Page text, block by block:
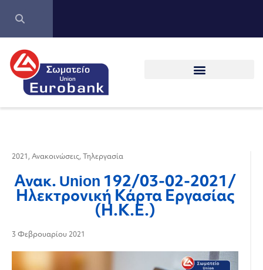
2021, Ανακοινώσεις, Τηλεργασία
Ανακ. Union 192/03-02-2021/
Ηλεκτρονική Κάρτα Εργασίας
(Η.Κ.Ε.)
3 Φεβρουαρίου 2021